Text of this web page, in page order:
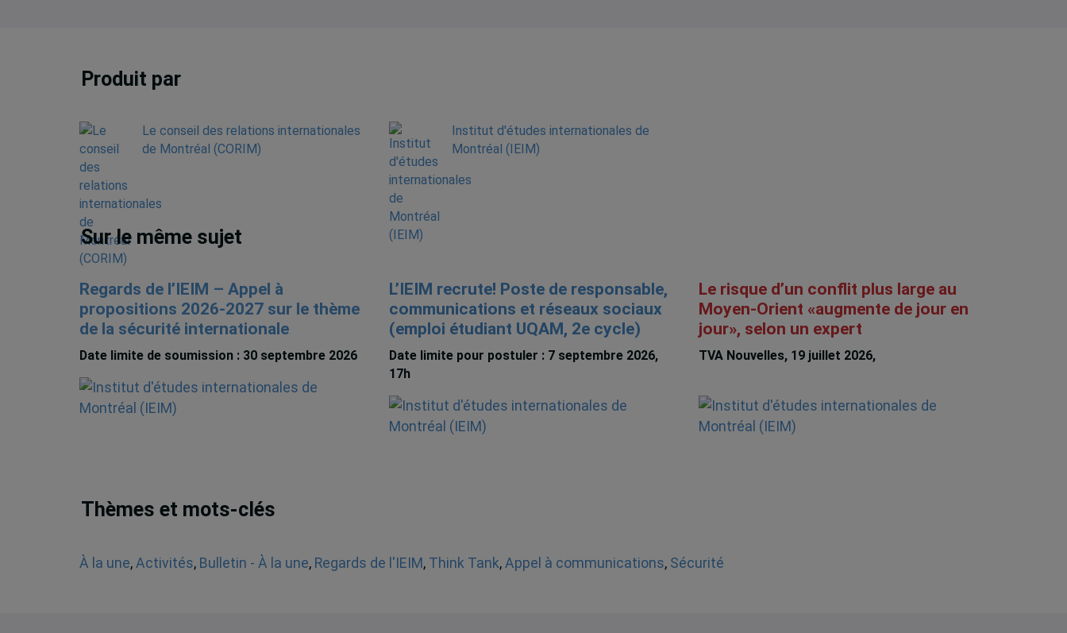
Produit par
Le conseil des relations internationales
de Montréal (CORIM)
Institut d'études internationales de
Montréal (IEIM)
Sur le même sujet
Regards de l’IEIM – Appel à
propositions 2026-2027 sur le thème
de la sécurité internationale
Date limite de soumission : 30 septembre 2026
L’IEIM recrute! Poste de responsable,
communications et réseaux sociaux
(emploi étudiant UQAM, 2e cycle)
Date limite pour postuler : 7 septembre 2026,
17h
Le risque d’un conflit plus large au
Moyen-Orient «augmente de jour en
jour», selon un expert
TVA Nouvelles, 19 juillet 2026,
Thèmes et mots-clés
À la une, Activités, Bulletin - À la une, Regards de l'IEIM, Think Tank, Appel à communications, Sécurité